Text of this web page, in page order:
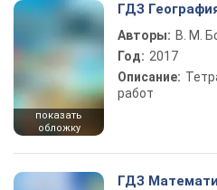
показать
обложку
ГДЗ
Авторы: В. М.
Год: 2017
Описание:
работ
ГДЗ